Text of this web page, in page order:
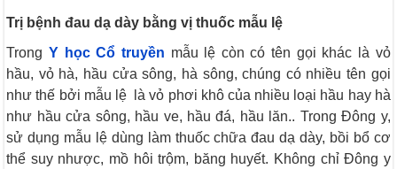
Trị bệnh đau dạ dày bằng vị thuốc mẫu lệ
Trong Y học Cổ truyền mẫu lệ còn có tên gọi khác là vỏ
hầu, vỏ hà, hầu cửa sông, hà sông, chúng có nhiều tên gọi
như thế bởi mẫu lệ là vỏ phơi khô của nhiều loại hầu hay hà
như hầu cửa sông, hầu ve, hầu đá, hầu lăn.. Trong Đông y,
sử dụng mẫu lệ dùng làm thuốc chữa đau dạ dày, bồi bổ cơ
thể suy nhược, mồ hôi trộm, băng huyết. Không chỉ Đông y